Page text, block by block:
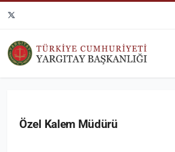
Özel Kalem Müdürü